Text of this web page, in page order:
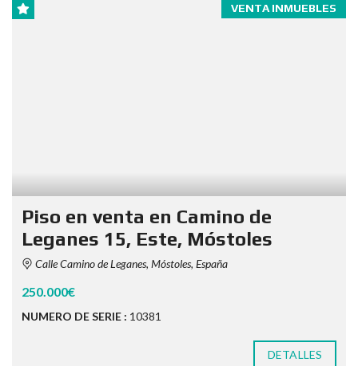
VENTA INMUEBLES
Piso en venta en Camino de
Leganes 15, Este, Móstoles
Calle Camino de Leganes, Móstoles, España
250.000€
NUMERO DE SERIE : 10381
DETALLES